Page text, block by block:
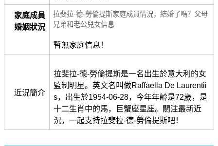
家庭成員
婚姻狀況
拉斐拉-德-勞倫提斯家庭成員情況，結婚了嗎？父母
兄弟和老公兒女信息
暫無家庭信息！
近況簡介
拉斐拉-德-勞倫提斯是一名出生於意大利的女
監制明星。英文名叫做Raffaella De Laurentii
s，出生於1954-06-28，今年年齡是72歲，是
十二生肖中的馬，巨蟹座星座。關注最新近
況，一起支持拉斐拉-德-勞倫提斯吧！